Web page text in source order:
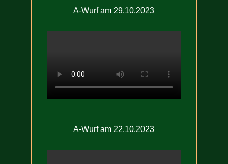
A-Wurf am 29.10.2023
A-Wurf am 22.10.2023